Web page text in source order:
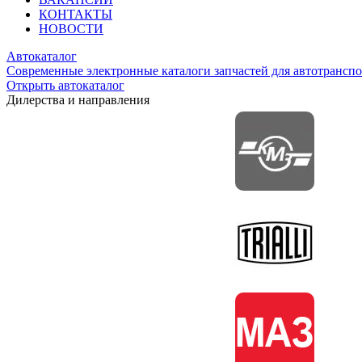
КОНТАКТЫ
НОВОСТИ
Автокаталог
Современные электронные каталоги запчастей для
Открыть автокаталог
Дилерства и направления